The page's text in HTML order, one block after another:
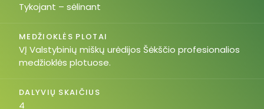
Tykojant – sėlinant
MEDŽIOKLĖS PLOTAI
VĮ Valstybinių miškų urėdijos Šėkščio profesionalios
medžioklės plotuose.
DALYVIŲ SKAIČIUS
4